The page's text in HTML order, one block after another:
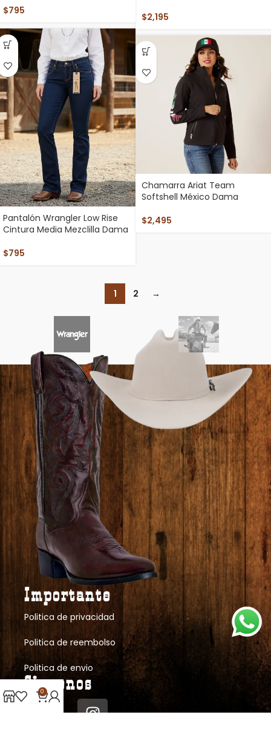
$2,195
$795
Pantalón Wrangler Low Rise
Cintura Media Mezclilla Dama
$795
Chamarra Ariat Team
Softshell México Dama
$2,495
1 2 →
Importante
Politica de privacidad
Politica de reembolso
Politica de envio
Siguenos
0